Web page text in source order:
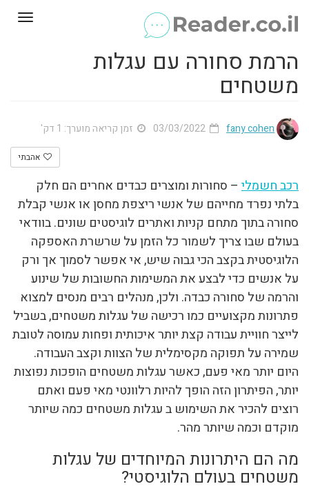
הרמת סחורה עם עגלות
משטחים
fany cohen זמן קריאה מוערך: 1 דק'
אהבתי
רכב חשמלי – סחורות ומוצרים כבדים אחרים הם חלק
בלתי נפרד מחייהם של אנשי ריצפת מחסן או אנשי קבלת
סחורה בתוך מתחם קניות ואתרים לוגיסטים שונים. בוודאי
בעולם שבו צריך לשמור כל הזמן על שרשרת האספקה
הלוגיסטית בקצב הכי גבוה שיש, אי אפשר לסמוך אך ורק
על אנשים כדי לבצע את המשימות החשובות של שינוע
והרמה של סחורה כבדה. ולכן, מנהלים רבים מנסים למצוא
פתרונות מקצועיים כמו רכישה של עגלות משטחים, בשביל
לייצר חוויית עבודה קצת יותר איכותית ופחות עמוסה לטובת
שמירה על תפוקה מקסימלית של הצוות וקצב העבודה.
היום יותר מאי פעם, כאשר עגלות משטחים הופכות נפוצות
יותר, הפיתרון הזה הופך להיות רלוונטי מאי פעם ואתם
רוצים להכיר את השימוש ב עגלות משטחים כמה שיותר
מוקדם וכמה שיותר מהר.
מה הם היתרונות המיוחדים של עגלות
משטחים בעולם הלוגיסטי?